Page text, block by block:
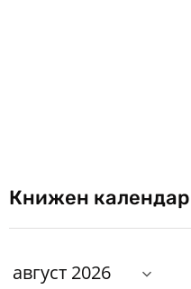
Книжен календар